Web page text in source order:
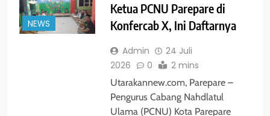
NEWS
Ketua PCNU Parepare di
Konfercab X, Ini Daftarnya
Admin
24 Juli
2026
0 2 mins
Utarakannew.com, Parepare –
Pengurus Cabang Nahdlatul
Ulama (PCNU) Kota Parepare